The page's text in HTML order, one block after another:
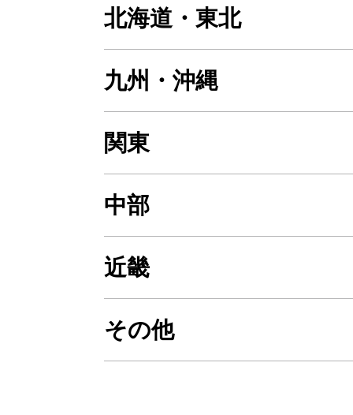
北海道・東北
九州・沖縄
関東
中部
近畿
その他